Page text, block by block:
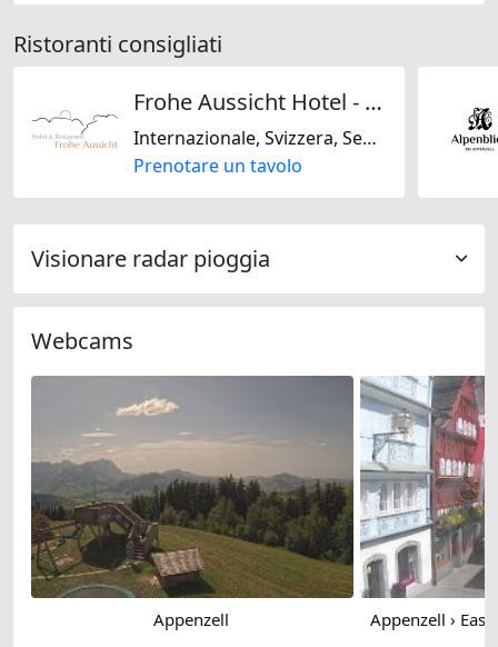
Ristoranti consigliati
Frohe Aussicht Hotel - Restaurant
Internazionale, Svizzera, Senza lattosio, Senza glutine
Prenotare un tavolo
Visionare radar pioggia
Webcams
Appenzell Appenzell ›